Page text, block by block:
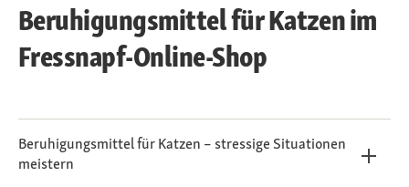
Beruhigungsmittel für Katzen im
Fressnapf-Online-Shop
Beruhigungsmittel für Katzen – stressige Situationen
meistern